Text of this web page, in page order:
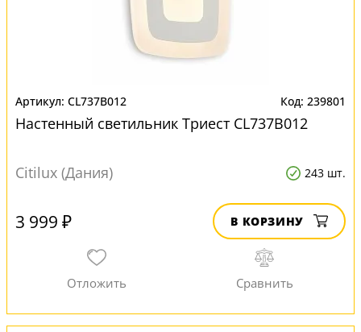
CL737B012 239801
Настенный светильник Триест CL737B012
Citilux (Дания) 243 шт.
3 999 ₽ В КОРЗИНУ